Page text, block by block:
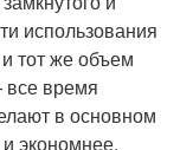
использования
тот же объем
все время
в основном
экономнее.